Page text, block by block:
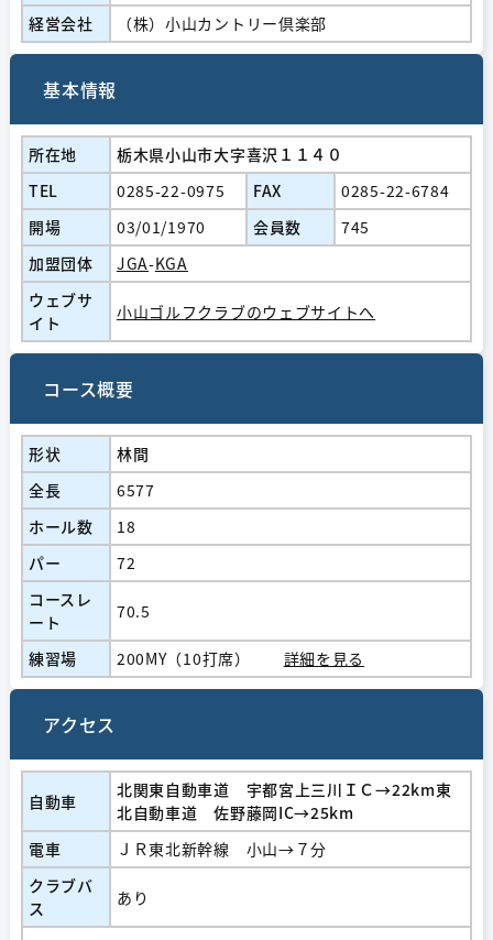
経営会社 （株）小山カントリー倶楽部
基本情報
所在地
栃木県小山市大字喜沢１１４０
TEL
0285-22-0975 FAX
0285-22-6784
開場
03/01/1970 会員数
745
加盟団体
JGA-KGA
ウェブサ
イト
小山ゴルフクラブのウェブサイトへ
コース概要
形状
林間
全長
6577
ホール数
18
パー
72
コースレ
ート
70.5
練習場 200MY（10打席） 詳細を見る
アクセス
自動車
北関東自動車道 宇都宮上三川ＩＣ→22km東
北自動車道 佐野藤岡IC→25km
電車
ＪＲ東北新幹線 小山→７分
クラブバ
ス
あり